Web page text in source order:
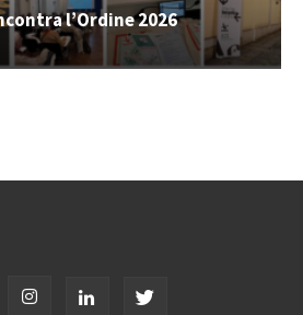
l’Ordine 2026